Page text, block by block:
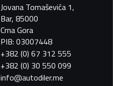
Jovana Tomaševića 1,
Bar, 85000
Crna Gora
PIB: 03007448
+382 (0) 67 312 555
+382 (0) 30 550 099
info@autodiler.me